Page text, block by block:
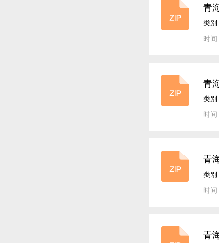
青
（
类别
时
青
案
类别
时
青
案
类别
时
青